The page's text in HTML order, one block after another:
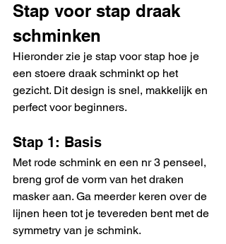
Stap voor stap draak
schminken
Hieronder zie je stap voor stap hoe je
een stoere draak schminkt op het
gezicht. Dit design is snel, makkelijk en
perfect voor beginners.
Stap 1: Basis
Met rode schmink en een nr 3 penseel,
breng grof de vorm van het draken
masker aan. Ga meerder keren over de
lijnen heen tot je tevereden bent met de
symmetry van je schmink.